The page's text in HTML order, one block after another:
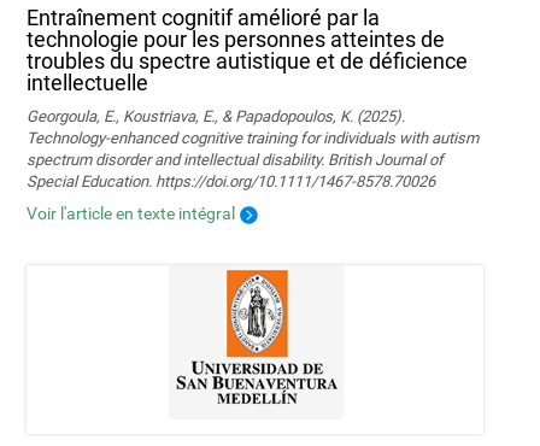
Entraînement cognitif amélioré par la
technologie pour les personnes atteintes de
troubles du spectre autistique et de déficience
intellectuelle
Georgoula, E., Koustriava, E., & Papadopoulos, K. (2025).
Technology‐enhanced cognitive training for individuals with autism
spectrum disorder and intellectual disability. British Journal of
Special Education. https://doi.org/10.1111/1467-8578.70026
Voir l'article en texte intégral